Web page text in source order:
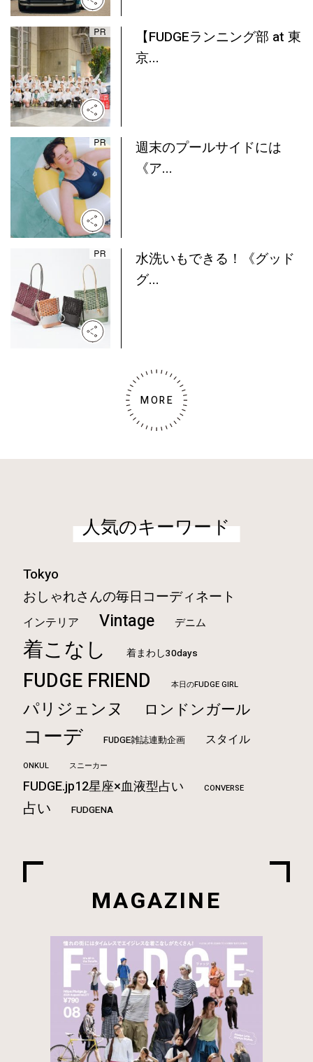
【FUDGEランニング部 at 東
京...
週末のプールサイドには
《ア...
水洗いもできる！《グッド
グ...
MORE
人気のキーワード
Tokyo
おしゃれさんの毎日コーディネート
インテリア Vintage デニム
着こなし 着まわし30days
FUDGE FRIEND 本日のFUDGE GIRL
パリジェンヌ ロンドンガール
コーデ FUDGE雑誌連動企画 スタイル
ONKUL スニーカー
FUDGE.jp12星座×血液型占い CONVERSE
占い FUDGENA
MAGAZINE